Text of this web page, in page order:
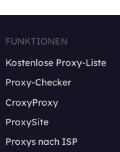
FUNKTIONEN
Kostenlose Proxy-Liste
Proxy-Checker
CroxyProxy
ProxySite
Proxys nach ISP